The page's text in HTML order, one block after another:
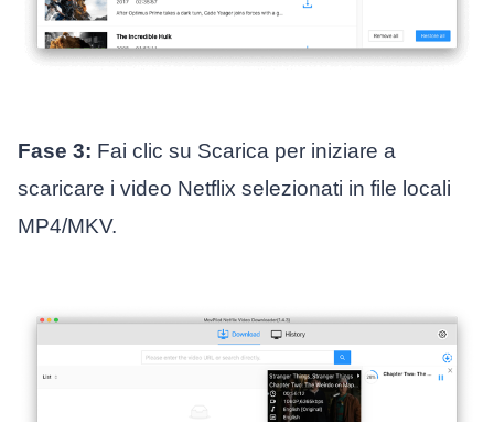
Fase 3: Fai clic su Scarica per iniziare a
scaricare i video Netflix selezionati in file locali
MP4/MKV.